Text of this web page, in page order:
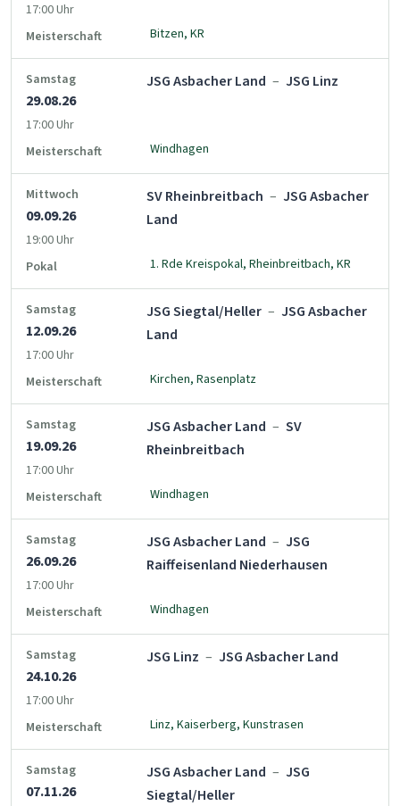
17:00 Uhr
Meisterschaft
Bitzen, KR
Samstag
29.08.26
17:00 Uhr
JSG Asbacher Land – JSG Linz
Meisterschaft Windhagen
Mittwoch
09.09.26
19:00 Uhr
SV Rheinbreitbach – JSG Asbacher
Land
Pokal 1. Rde Kreispokal, Rheinbreitbach, KR
Samstag
12.09.26
17:00 Uhr
JSG Siegtal/Heller – JSG Asbacher
Land
Meisterschaft Kirchen, Rasenplatz
Samstag
19.09.26
17:00 Uhr
JSG Asbacher Land – SV
Rheinbreitbach
Meisterschaft Windhagen
Samstag
26.09.26
17:00 Uhr
JSG Asbacher Land – JSG
Raiffeisenland Niederhausen
Meisterschaft Windhagen
Samstag
24.10.26
17:00 Uhr
JSG Linz – JSG Asbacher Land
Meisterschaft Linz, Kaiserberg, Kunstrasen
Samstag
07.11.26
JSG Asbacher Land – JSG
Siegtal/Heller